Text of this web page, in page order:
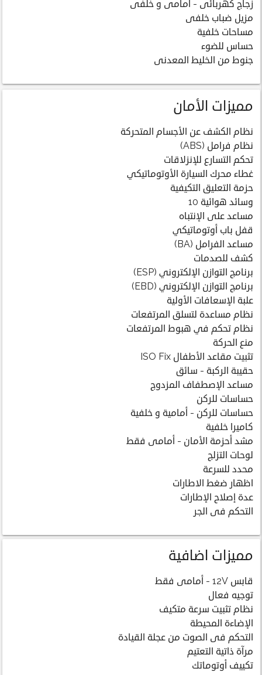
زجاج كهربائى - أمامى و خلفى
مزيل ضباب خلفى
مساحات خلفية
حساس للضوء
جنوط من الخليط المعدنى
مميزات الأمان
نظام الكشف عن الأجسام المتحركة
نظام فرامل (ABS)
تحكم التسارع للإنزلاقات
غطاء محرك السيارة الأوتوماتيكي
حزمة التعليق التكيفية
وسائد هوائية 10
مساعد على الإنتباه
قفل باب أوتوماتيكي
مساعد الفرامل (BA)
كشف للصدمات
برنامج التوازن الإلكتروني (ESP)
برنامج التوازن الإلكتروني (EBD)
علبة الإسعافات الأولية
نظام مساعدة لتسلق المرتفعات
نظام تحكم في هبوط المرتفعات
منع الحركة
تثبيت مقاعد الأطفال ISO Fix
حقيبة الركبة - سائق
مساعد الإصطفاف المزدوج
حساسات للركن
حساسات للركن - أمامية و خلفية
كاميرا خلفية
مشد أحزمة الأمان - أمامى فقط
لوحات التزلج
محدد للسرعة
اظهار ضغط الاطارات
عدة إصلاح الإطارات
التحكم فى الجر
مميزات اضافية
قابس 12V - أمامى فقط
توجيه فعال
نظام تثبيت سرعة متكيف
الإضاءة المحيطة
التحكم فى الصوت من عجلة القيادة
مرآة ذاتية التعتيم
تكييف أوتوماتك